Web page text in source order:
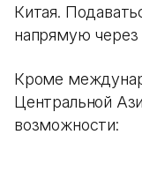
Китая.
напрямую через
Кроме
Центральной
возможности: